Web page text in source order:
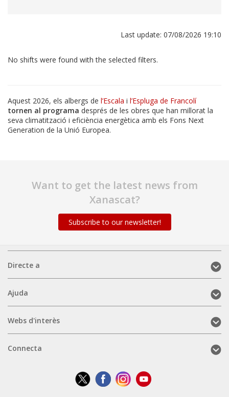
Last update: 07/08/2026 19:10
No shifts were found with the selected filters.
Aquest 2026, els albergs de l’Escala i l’Espluga de Francolí
tornen al programa després de les obres que han millorat la
seva climatització i eficiència energètica amb els Fons Next
Generation de la Unió Europea.
Want to get the latest news from
Xanascat?
Subscribe to our newsletter!
Directe
a
Directe a
Ajuda
(mobile)
Ajuda
Webs
d'interès
Webs d'interès
Connecta
Connecta